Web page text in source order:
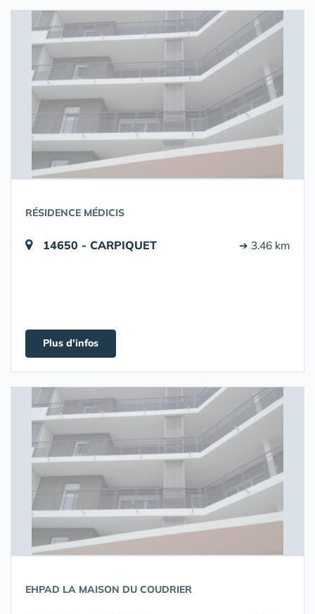
RÉSIDENCE MÉDICIS
14650 - CARPIQUET ➔ 3.46 km
Plus d'infos
EHPAD LA MAISON DU COUDRIER